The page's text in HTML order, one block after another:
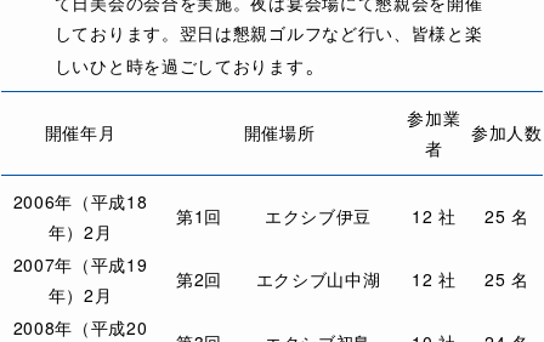
しております。翌日は懇親ゴルフなど行い、皆様と楽
しいひと時を過ごしております 。
開催年月 開催場所
参加業
者
参加人数
2006年（平成18
年）2月
第1回 エクシブ伊豆 12 社
25 名
2007年（平成19
年）2月
第2回 エクシブ山中湖 12 社
25 名
2008年（平成20